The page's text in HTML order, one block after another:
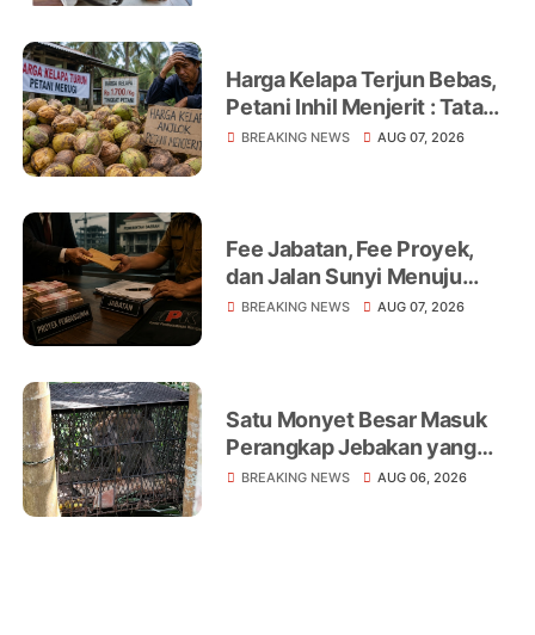
Harga Kelapa Terjun Bebas,
Petani Inhil Menjerit : Tata
Niaga, Monopoli hingga
BREAKING NEWS AUG 07, 2026
Fee Jabatan, Fee Proyek,
dan Jalan Sunyi Menuju
Operasi Tangkap Tangan
BREAKING NEWS AUG 07, 2026
Satu Monyet Besar Masuk
Perangkap Jebakan yang
Dipasang di Belakang
BREAKING NEWS AUG 06, 2026